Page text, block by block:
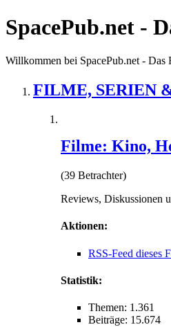
SpacePub.net -
Willkommen bei SpacePub.net -
FILME, SERIEN
Filme: Kino,
(39 Betrachter)
Reviews, Diskussionen
Aktionen:
RSS-Feed dieses
Statistik:
Themen: 1.361
Beiträge: 15.674